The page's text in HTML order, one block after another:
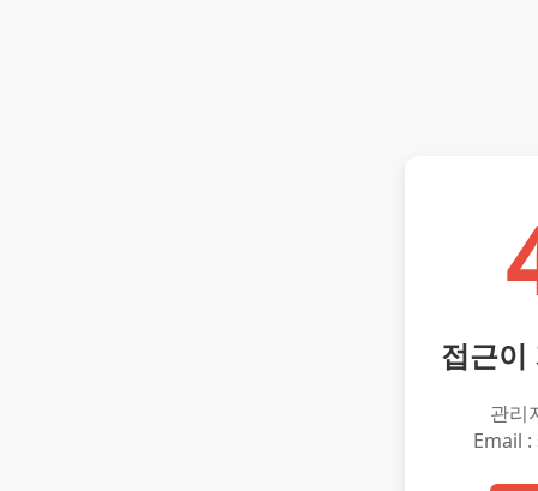
접근이
관리
Email